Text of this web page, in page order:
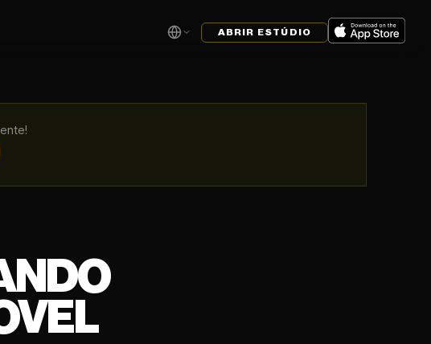
ABRIR ESTÚDIO